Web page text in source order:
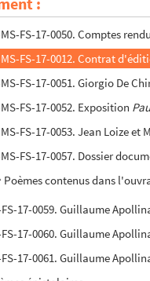
FS-17-0049. Exemplaires
FS-17-0050. Comptes
FS-17-0012. Contrat
FS-17-0051. Giorgio De
FS-17-0052. Exposition
FS-17-0053. Jean Loize et
FS-17-0057. Dossier
Poèmes contenus dans
FS-17-0059. Guillaume
FS-17-0060. Guillaume
FS-17-0061. Guillaume